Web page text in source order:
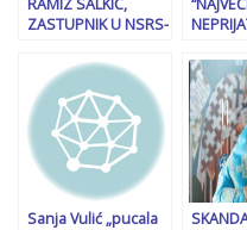
RAMIZ SALKIĆ,
ZASTUPNIK U NSRS-
predstavnika da u
skladu sa svojim
mandatom i ranijim
odlukama Ustavnog
suda Bosne i
Hercegovine poništi
zaključak…”
SU
Burne
istupa
bh.
Sanja Vulić „pucala